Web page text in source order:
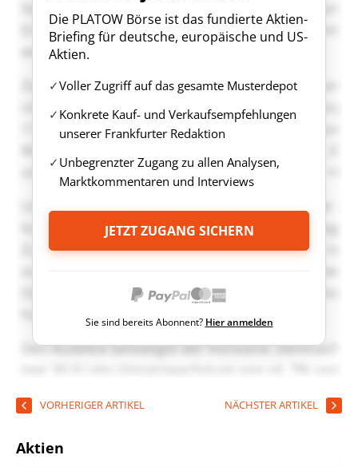
Die PLATOW Börse ist das fundierte Aktien-
Briefing für deutsche, europäische und US-
Aktien.
Voller Zugriff auf das gesamte Musterdepot
Konkrete Kauf- und Verkaufsempfehlungen
unserer Frankfurter Redaktion
Unbegrenzter Zugang zu allen Analysen,
Marktkommentaren und Interviews
JETZT ZUGANG SICHERN
Sie sind bereits Abonnent? Hier anmelden
VORHERIGER ARTIKEL NÄCHSTER ARTIKEL
Aktien